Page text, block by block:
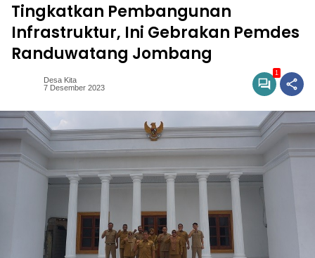
Tingkatkan Pembangunan
Infrastruktur, Ini Gebrakan Pemdes
Randuwatang Jombang
Desa Kita
7 Desember 2023
1